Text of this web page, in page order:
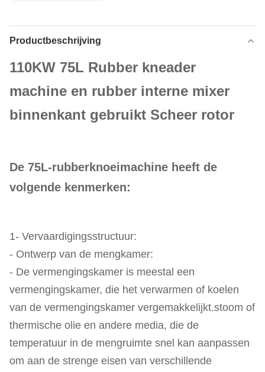
Productbeschrijving
110KW 75L Rubber kneader
machine en rubber interne mixer
binnenkant gebruikt Scheer rotor
De 75L-rubberknoeimachine heeft de
volgende kenmerken:
1- Vervaardigingsstructuur:
- Ontwerp van de mengkamer:
- De vermengingskamer is meestal een
vermengingskamer, die het verwarmen of koelen
van de vermengingskamer vergemakkelijkt.stoom of
thermische olie en andere media, die de
temperatuur in de mengruimte snel kan aanpassen
om aan de strenge eisen van verschillende